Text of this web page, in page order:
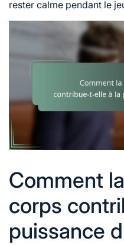
rester calme pendant le
Comment
corps
puissance